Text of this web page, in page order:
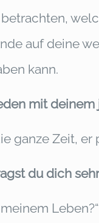
betrachten,
auf deine
kann.
mit
ganze Zeit,
du dich